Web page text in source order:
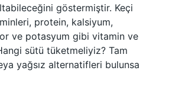
göstermiştir. Keçi
protein, kalsiyum,
ve potasyum gibi vitamin ve
sütü tüketmeliyiz? Tam
yağsız alternatifleri bulunsa